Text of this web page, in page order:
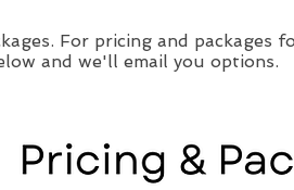
For pricing and packages
and we'll email you options.